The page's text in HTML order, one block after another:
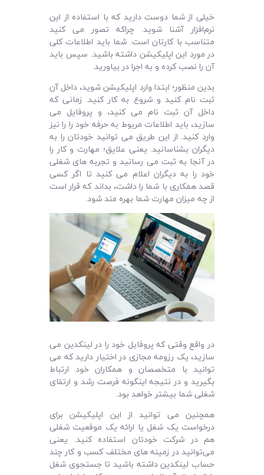
خیلی از شما دوست دارید که با استفاده از این
نرم‌افزار آشنا شوید. چراکه تصور می‌ کنید
متناسب با کارتان است. شما باید اطلاعات کلی
در مورد این اپلیکیشن داشته باشید. سپس باید
آن را نصب کرده و به اجرا در بیاورید.
بدین منظور؛ ابتدا وارد اپلیکیشن شوید، داخل آن
ثبت نام کنید و شروع به کار کنید. زمانی که
داخل آن ثبت نام می‌ کنید، و پروفایل می‌
سازید، باید اطلاعات مربوط به حرفه خود را را نیز
وارد کنید. از این طریق می‌ توانید خودتان را به
دیگران بشناسانید. یعنی علایق؛ مهارت و کار را
در آنجا به ثبت می‌ رسانید و تجربه‌ های شغلی
خود را به دیگران اعلام می‌ کنید تا اگر کسی
قصد همکاری با شما را داشت، بداند که قرار است
از چه میزان مهارت شما بهره مند شود.
در واقع وقتی که پروفایل خود را در لینکدین می
سازید، یک رزومه مجازی در اختیار دارید که می‌
توانید با متخصصان و همکاران خود ارتباط
بگیرید و در نتیجه اینگونه فرصت رشد و ارتقای
شغلی شما بیشتر خواهد بود.
همچنین می‌ توانید از این اپلیکیشن برای
درخواست یک شغل یا ارائه یک موقعیت شغلی
هم در شرکت خودتان استفاده کنید. یعنی
می‌‌توانید در زمینه های مختلف کسب و کار چند
حساب لینکدین داشته باشید تا جستجوی شغل